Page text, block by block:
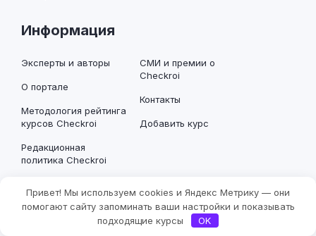
Информация
Эксперты и авторы
О портале
Методология рейтинга
курсов Checkroi
Редакционная
политика Checkroi
СМИ и премии о
Checkroi
Контакты
Добавить курс
Остались вопросы или пожелания?
Привет! Мы используем cookies и Яндекс Метрику — они
помогают сайту запоминать ваши настройки и показывать
подходящие курсы
OK
Фильтры